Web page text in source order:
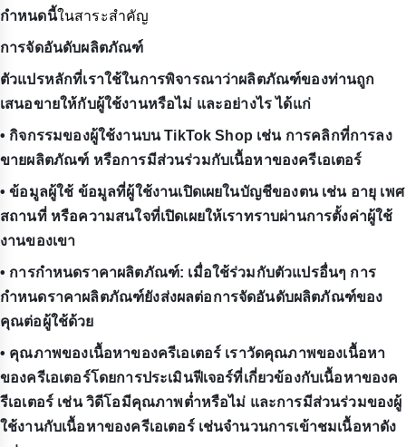
กำหนดนี้ในสาระสำคัญ
การจัดอันดับผลิตภัณฑ์
ตัวแปรหลักที่เราใช้ในการพิจารณาว่าผลิตภัณฑ์ของท่านถูก
เสนอขายให้กับผู้ใช้งานหรือไม่ และอย่างไร ได้แก่
• กิจกรรมของผู้ใช้งานบน TikTok Shop เช่น การคลิกที่การลง
ขายผลิตภัณฑ์ หรือการมีส่วนร่วมกับเนื้อหาของครีเอเตอร์
• ข้อมูลผู้ใช้ ข้อมูลที่ผู้ใช้งานเปิดเผยในบัญชีของตน เช่น อายุ เพศ
สถานที่ หรือความสนใจที่เปิดเผยให้เราทราบผ่านการตั้งค่าผู้ใช้
งานของเขา
• การกำหนดราคาผลิตภัณฑ์: เมื่อใช้ร่วมกับตัวแปรอื่นๆ การ
กำหนดราคาผลิตภัณฑ์ยังส่งผลต่อการจัดอันดับผลิตภัณฑ์ของ
คุณต่อผู้ใช้ด้วย
• คุณภาพของเนื้อหาของครีเอเตอร์ เราวัดคุณภาพของเนื้อหา
ของครีเอเตอร์โดยการประเมินฟีเจอร์ที่เกี่ยวข้องกับเนื้อหาของค
รีเอเตอร์ เช่น วิดีโอมีคุณภาพต่ำหรือไม่ และการมีส่วนร่วมของผู้
ใช้งานกับเนื้อหาของครีเอเตอร์ เช่นจำนวนการเข้าชมเนื้อหาดัง